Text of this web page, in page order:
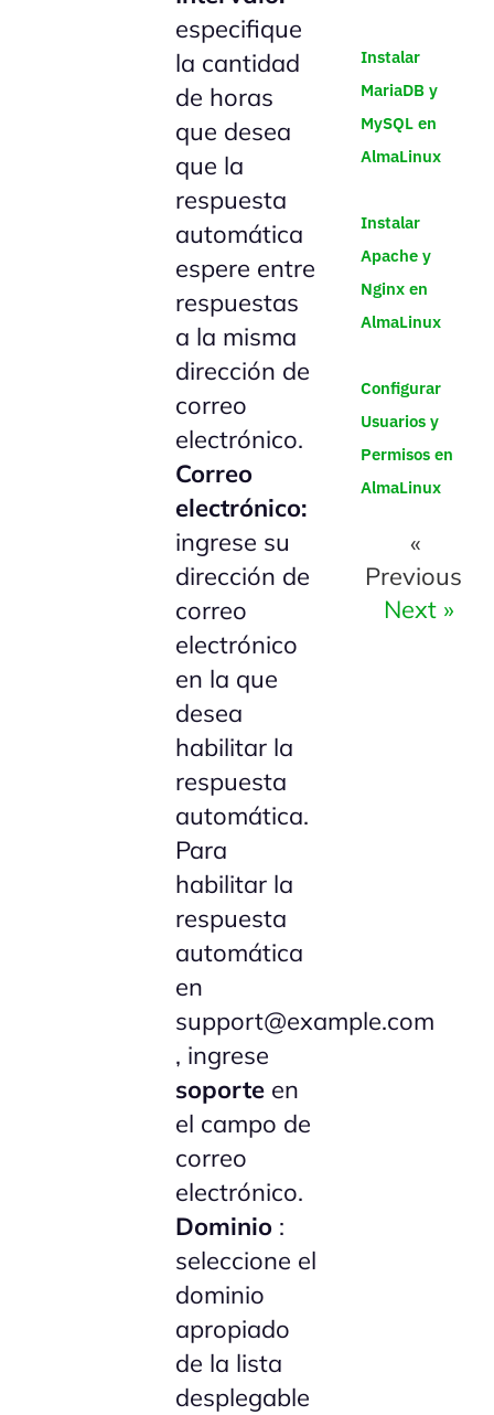
especifique
la cantidad
de horas
que desea
que la
respuesta
automática
espere entre
respuestas
a la misma
dirección de
correo
electrónico.
Correo
electrónico:
ingrese su
dirección de
correo
electrónico
en la que
desea
habilitar la
respuesta
automática.
Para
habilitar la
respuesta
automática
en
support@example.com
, ingrese
soporte en
el campo de
correo
electrónico.
Dominio :
seleccione el
dominio
apropiado
de la lista
desplegable
Instalar
MariaDB y
MySQL en
AlmaLinux
Instalar
Apache y
Nginx en
AlmaLinux
Configurar
Usuarios y
Permisos en
AlmaLinux
«
Previous
Next »